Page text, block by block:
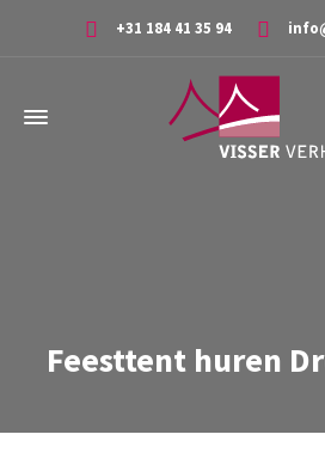
+31 184 41 35 94
Feesttent huren